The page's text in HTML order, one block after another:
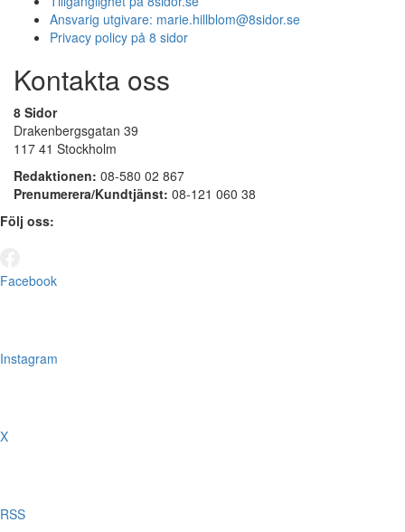
Ansvarig utgivare: marie.hillblom@8sidor.se
Privacy policy på 8 sidor
Kontakta oss
8 Sidor
Drakenbergsgatan 39
117 41 Stockholm
Redaktionen: 08-580 02 867
Prenumerera/Kundtjänst: 08-121 060 38
Följ oss:
Facebook
Instagram
X
RSS